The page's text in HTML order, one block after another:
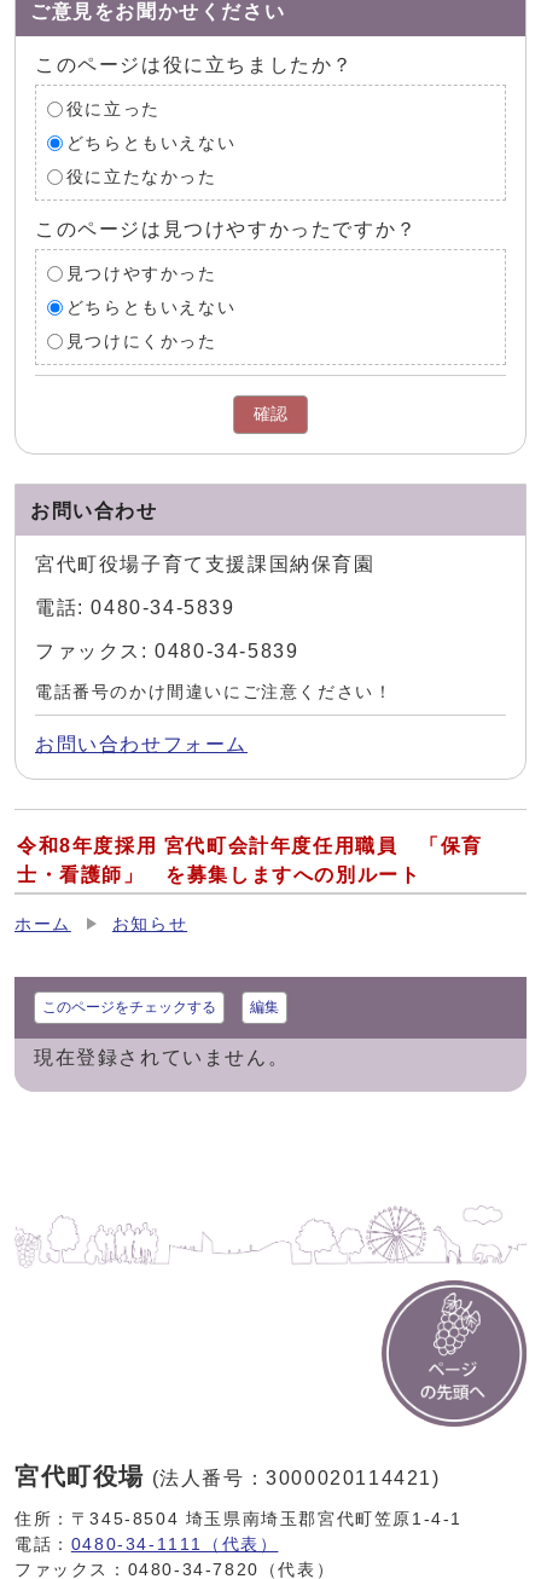
ご意見をお聞かせください
このページは役に立ちましたか？
役に立った
どちらともいえない
役に立たなかった
このページは見つけやすかったですか？
見つけやすかった
どちらともいえない
見つけにくかった
確認
お問い合わせ
宮代町役場子育て支援課国納保育園
電話: 0480-34-5839
ファックス: 0480-34-5839
電話番号のかけ間違いにご注意ください！
お問い合わせフォーム
令和8年度採用 宮代町会計年度任用職員 「保育
士・看護師」 を募集しますへの別ルート
ホーム お知らせ
このページをチェックする 編集
現在登録されていません。
宮代町役場 (法人番号：3000020114421)
住所：〒345-8504 埼玉県南埼玉郡宮代町笠原1-4-1
電話： 0480-34-1111（代表）
ファックス：0480-34-7820（代表）